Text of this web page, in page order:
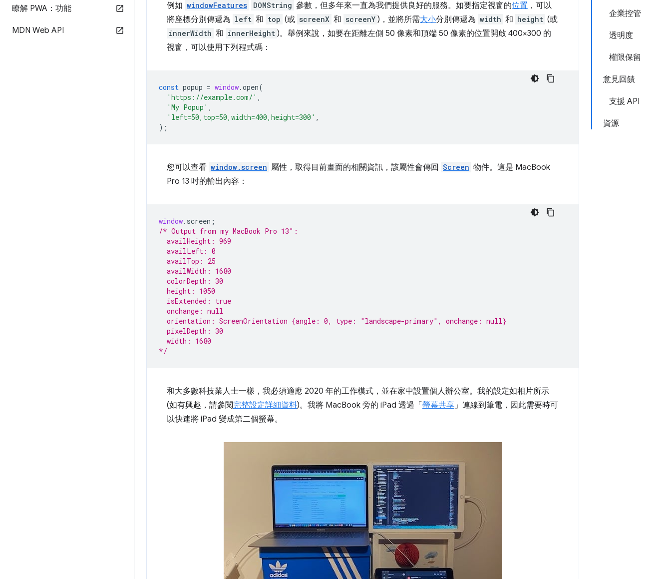
瞭解 PWA：功能
MDN Web API
企業控管
透明度
權限保留
意見回饋
支援 API
資源
例如 windowFeatures DOMString 參數，但多年來一直為我們提供良好的服務。如要指定視窗的位置 ，可以
將座標分別傳遞為 left 和 top (或 screenX 和 screenY )，並將所需大小分別傳遞為 width 和 height (或
innerWidth 和 innerHeight )。舉例來說，如要在距離左側 50 像素和頂端 50 像素的位置開啟 400×300 的
視窗，可以使用下列程式碼：
const popup = window.open(
'https://example.com/' ,
'My Popup' ,
'left=50,top=50,width=400,height=300' ,
);
您可以查看 window.screen 屬性，取得目前畫面的相關資訊，該屬性會傳回 Screen 物件。這是 MacBook
Pro 13 吋的輸出內容：
window. screen ;
/* Output from my MacBook Pro 13″:
  availHeight: 969
  availLeft: 0
  availTop: 25
  availWidth: 1680
  colorDepth: 30
  height: 1050
  isExtended: true
  onchange: null
  orientation: ScreenOrientation {angle: 0, type: "landscape-primary", onchange: null}
  pixelDepth: 30
  width: 1680
*/
和大多數科技業人士一樣，我必須適應 2020 年的工作模式，並在家中設置個人辦公室。我的設定如相片所示
(如有興趣，請參閱完整設定詳細資料)。我將 MacBook 旁的 iPad 透過「 螢幕共享」連線到筆電，因此需要時可
以快速將 iPad 變成第二個螢幕。